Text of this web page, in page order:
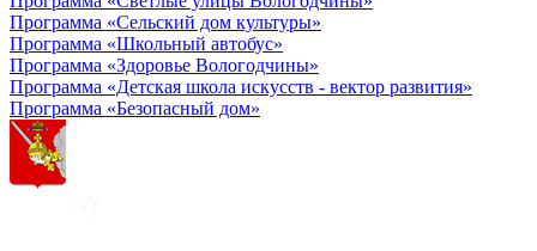
Программа «Сельский дом культуры»
Программа «Школьный автобус»
Программа «Здоровье Вологодчины»
Программа «Детская школа искусств - вектор развития»
Программа «Безопасный дом»